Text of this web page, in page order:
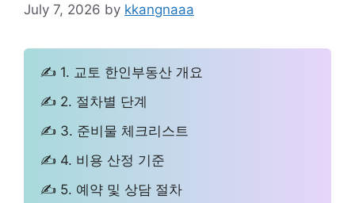
July 7, 2026 by kkangnaaa
✍ 1. 교토 한인부동산 개요
✍ 2. 절차별 단계
✍ 3. 준비물 체크리스트
✍ 4. 비용 산정 기준
✍ 5. 예약 및 상담 절차